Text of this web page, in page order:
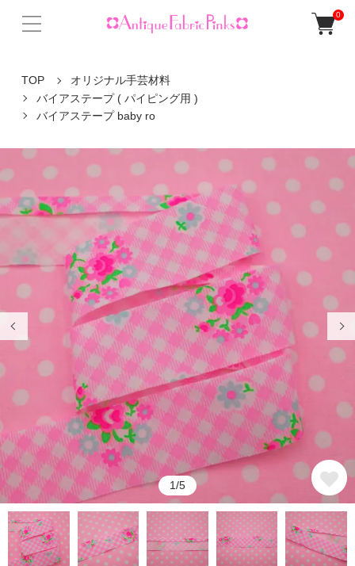
0
TOP
オリジナル手芸材料
バイアステープ ( パイピング用 )
バイアステープ baby ro
1/5